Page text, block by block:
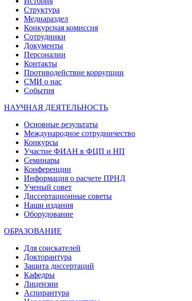
Структура
Медиараздел
Конкурсная комиссия
Сотрудники
Документы
Персоналии
Контакты
Противодействие коррупции
СМИ о нас
События
НАУЧНАЯ ДЕЯТЕЛЬНОСТЬ
Основные результаты
Международное сотрудничество
Конкурсы
Участие ФИАН в ФЦП и НП
Семинары
Конференции
Информация о расчете ПРНД
Ученый совет
Диссертационные советы
Наши издания
Оборудование
ОБРАЗОВАНИЕ
Для соискателей
Докторантура
Защита диссертаций
Кафедры
Лицензии
Аспирантура